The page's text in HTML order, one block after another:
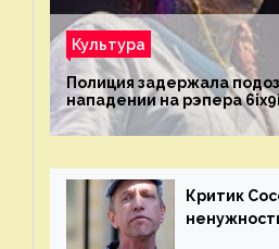
Культура
Полиция задержала
нападении на рэпера
Критик